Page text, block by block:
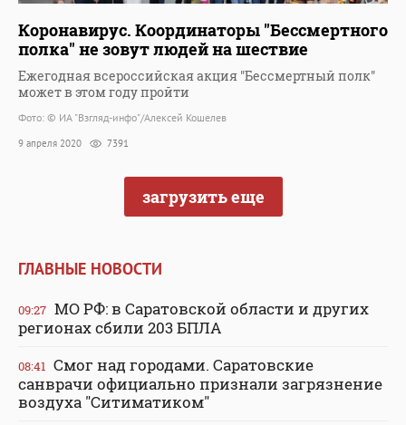
Коронавирус. Координаторы "Бессмертного
полка" не зовут людей на шествие
Ежегодная всероссийская акция "Бессмертный полк"
может в этом году пройти
Фото: © ИА "Взгляд-инфо"/Алексей Кошелев
9 апреля 2020 7391
загрузить еще
ГЛАВНЫЕ НОВОСТИ
09:27 МО РФ: в Саратовской области и других
регионах сбили 203 БПЛА
08:41 Смог над городами. Саратовские
санврачи официально признали загрязнение
воздуха "Ситиматиком"